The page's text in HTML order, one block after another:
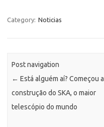
Category: Noticias
Post navigation
← Está alguém aí? Começou a
construção do SKA, o maior
telescópio do mundo